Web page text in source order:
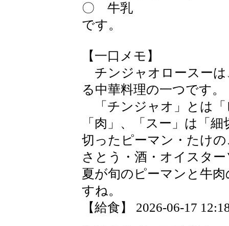
〇 牛乳
です。
【一口メモ】
チンジャオロースーは
る中華料理の一つです。
「チンジャオ」とは「
「肉」、「スー」は「
切ったピーマン・たけ
さとう・酒・オイスタ
夏が旬のピーマンと牛
すね。
【給食】 2026-06-17